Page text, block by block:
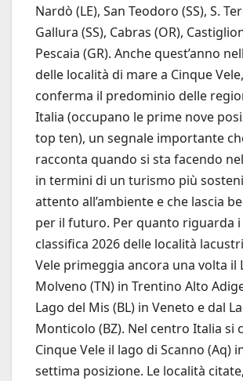
Nardò (LE), San Teodoro (SS), S.
Gallura (SS), Cabras (OR),
Pescaia (GR). Anche quest’anno
delle località di mare a Cinque
conferma il predominio delle
Italia (occupano le prime nove
top ten), un segnale importante
racconta quando si sta facendo
in termini di un turismo più
attento all’ambiente e che lascia
per il futuro. Per quanto riguarda i
classifica 2026 delle località
Vele primeggia ancora una volta il
Molveno (TN) in Trentino Alto
Lago del Mis (BL) in Veneto e dal
Monticolo (BZ). Nel centro Italia si
Cinque Vele il lago di Scanno (Aq)
settima posizione. Le località